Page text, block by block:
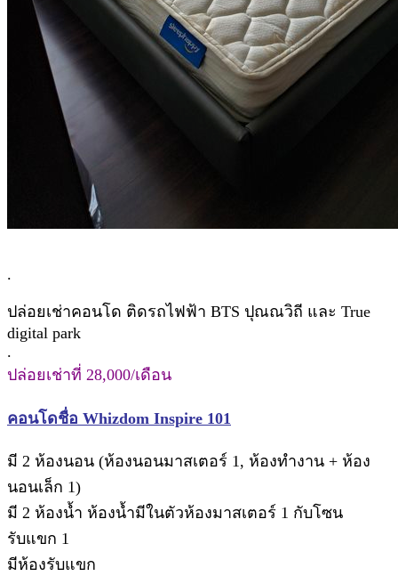
.
ปล่อยเช่าคอนโด ติดรถไฟฟ้า BTS ปุณณวิถี และ True
digital park
.
ปล่อยเช่าที่ 28,000/เดือน
คอนโดชื่อ Whizdom Inspire 101
มี 2 ห้องนอน (ห้องนอนมาสเตอร์ 1, ห้องทำงาน + ห้อง
นอนเล็ก 1)
มี 2 ห้องน้ำ ห้องน้ำมีในตัวห้องมาสเตอร์ 1 กับโซน
รับแขก 1
มีห้องรับแขก